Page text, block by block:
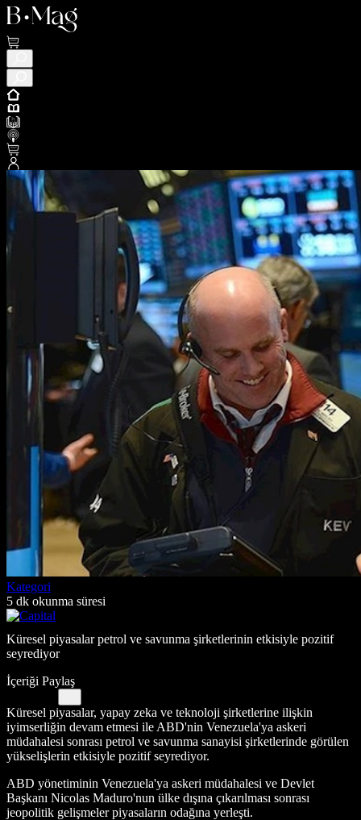
Kategori
5 dk okunma süresi
Küresel piyasalar petrol ve savunma şirketlerinin etkisiyle pozitif
seyrediyor
İçeriği Paylaş
Küresel piyasalar, yapay zeka ve teknoloji şirketlerine ilişkin
iyimserliğin devam etmesi ile ABD'nin Venezuela'ya askeri
müdahalesi sonrası petrol ve savunma sanayisi şirketlerinde görülen
yükselişlerin etkisiyle pozitif seyrediyor.
ABD yönetiminin Venezuela'ya askeri müdahalesi ve Devlet
Başkanı Nicolas Maduro'nun ülke dışına çıkarılması sonrası
jeopolitik gelişmeler piyasaların odağına yerleşti.